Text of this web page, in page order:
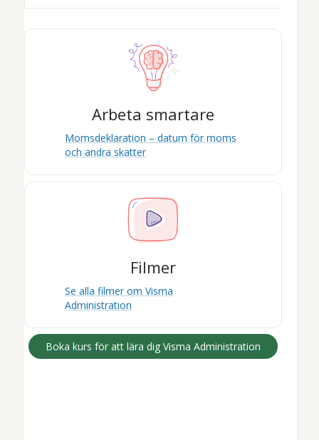
Arbeta smartare
Momsdeklaration – datum för moms
och andra skatter
Filmer
Se alla filmer om Visma
Administration
Boka kurs för att lära digVisma Administration